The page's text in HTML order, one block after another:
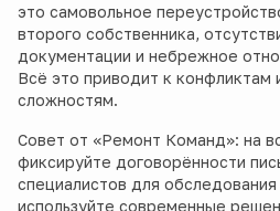
это самовольное
второго собственника,
документации и небрежное
Всё это приводит к конфликтам
сложностям.
Совет от «Ремонт Команд»: на
фиксируйте договорённости
специалистов для
используйте современные